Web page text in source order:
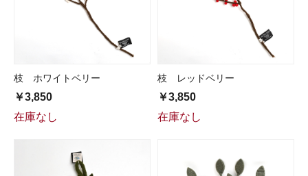
枝 ホワイトベリー
￥3,850
在庫なし
枝 レッドベリー
￥3,850
在庫なし